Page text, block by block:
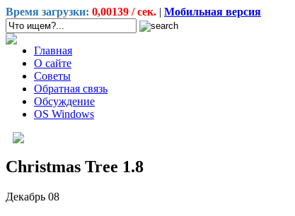
Время загрузки: 0,00139 / сек. | Мобильная версия
Главная
О сайте
Советы
Обратная связь
Обсуждение
OS Windows
Christmas Tree 1.8
Декабрь 08